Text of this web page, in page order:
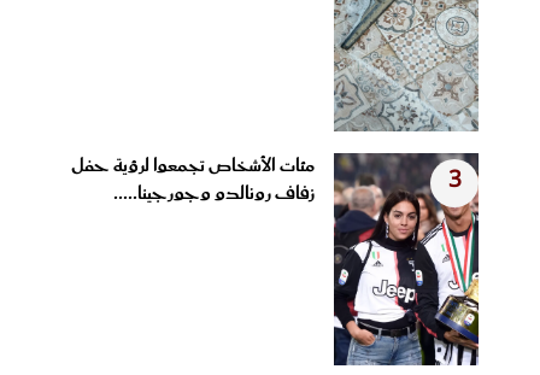
3
مئات الأشخاص تجمعوا لرؤية حفل
زفاف رونالدو وجورجينا.....